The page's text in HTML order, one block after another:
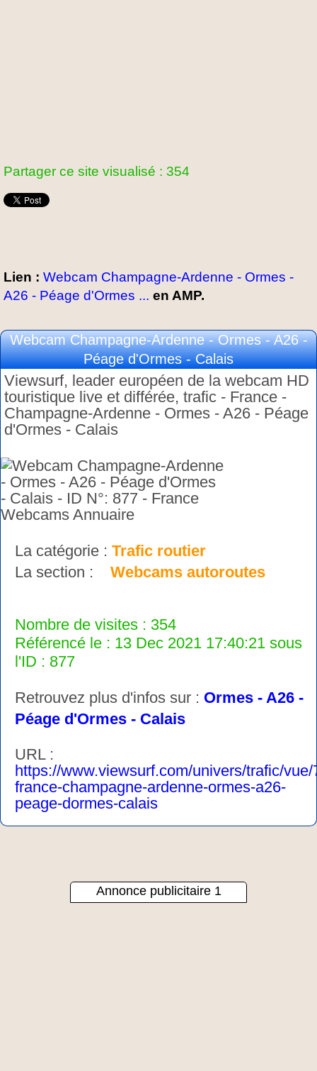
Partager ce site visualisé : 354
Lien : Webcam Champagne-Ardenne - Ormes -
A26 - Péage d'Ormes ... en AMP.
Webcam Champagne-Ardenne - Ormes - A26 -
Péage d'Ormes - Calais
Viewsurf, leader européen de la webcam HD
touristique live et différée, trafic - France -
Champagne-Ardenne - Ormes - A26 - Péage
d'Ormes - Calais
La catégorie : Trafic routier
La section : Webcams autoroutes
Nombre de visites : 354
Référencé le : 13 Dec 2021 17:40:21 sous
l'ID : 877
Retrouvez plus d'infos sur : Ormes - A26 -
Péage d'Ormes - Calais
URL :
https://www.viewsurf.com/univers/trafic/vue/
france-champagne-ardenne-ormes-a26-
peage-dormes-calais
Annonce publicitaire 1